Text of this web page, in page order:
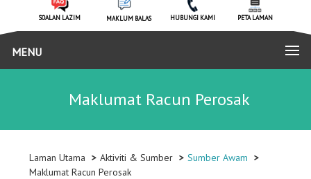
SOALAN LAZIM MAKLUM BALAS HUBUNGI KAMI PETA LAMAN
MENU
Maklumat Racun Perosak
Laman Utama Aktiviti & Sumber
Sumber Awam
Maklumat Racun Perosak